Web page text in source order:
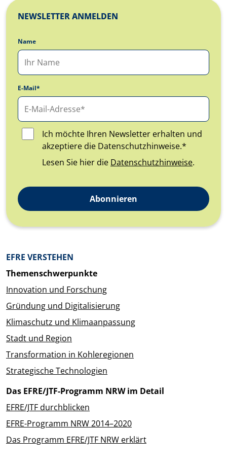
NEWSLETTER ANMELDEN
Name
E-Mail*
Ich möchte Ihren Newsletter erhalten und
akzeptiere die Datenschutzhinweise.*
Lesen Sie hier die Datenschutzhinweise.
Abonnieren
Überblick: Inhalte
EFRE VERSTEHEN
Themenschwerpunkte
Innovation und Forschung
Gründung und Digitalisierung
Klimaschutz und Klimaanpassung
Stadt und Region
Transformation in Kohleregionen
Strategische Technologien
Das EFRE/JTF-Programm NRW im Detail
EFRE/JTF durchblicken
EFRE-Programm NRW 2014–2020
Das Programm EFRE/JTF NRW erklärt